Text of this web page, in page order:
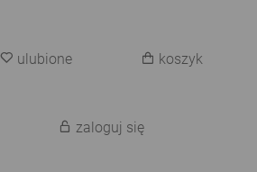
ulubione koszyk
zaloguj się